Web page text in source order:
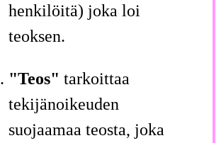
henkilöitä) joka loi
teoksen.
"Teos" tarkoittaa
tekijänoikeuden
suojaamaa teosta, joka